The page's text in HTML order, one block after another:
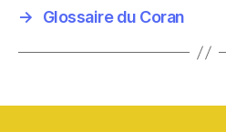
→
Glossaire du Coran